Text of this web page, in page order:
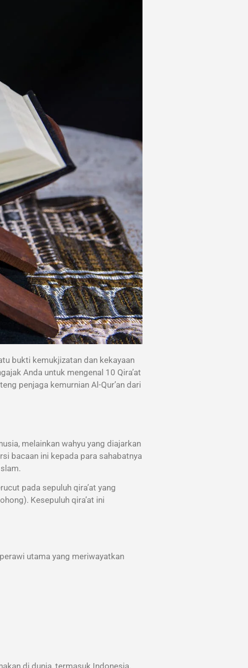
Anda untuk mengenal 10 Qira’at
penjaga kemurnian Al-Qur’an dari
melainkan wahyu yang diajarkan
pada sepuluh qira’at yang
Kesepuluh qira’at ini
utama yang meriwayatkan
di dunia, termasuk Indonesia.